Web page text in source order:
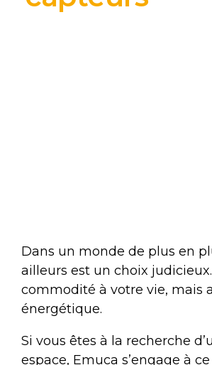
Dans un monde de plus en
ailleurs est un choix
commodité à votre vie, mais
énergétique.
Si vous êtes à la recherche
espace, Emuca s’engage à